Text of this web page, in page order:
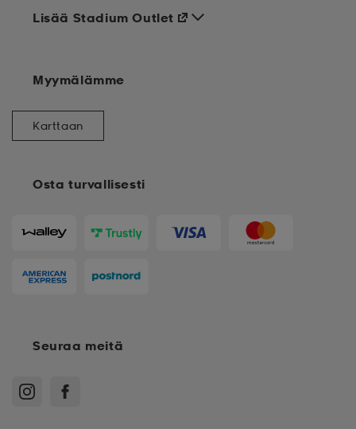
Osta turvallisesti
Lisää Stadium Outlet
Myymälämme
Karttaan
Seuraa meitä